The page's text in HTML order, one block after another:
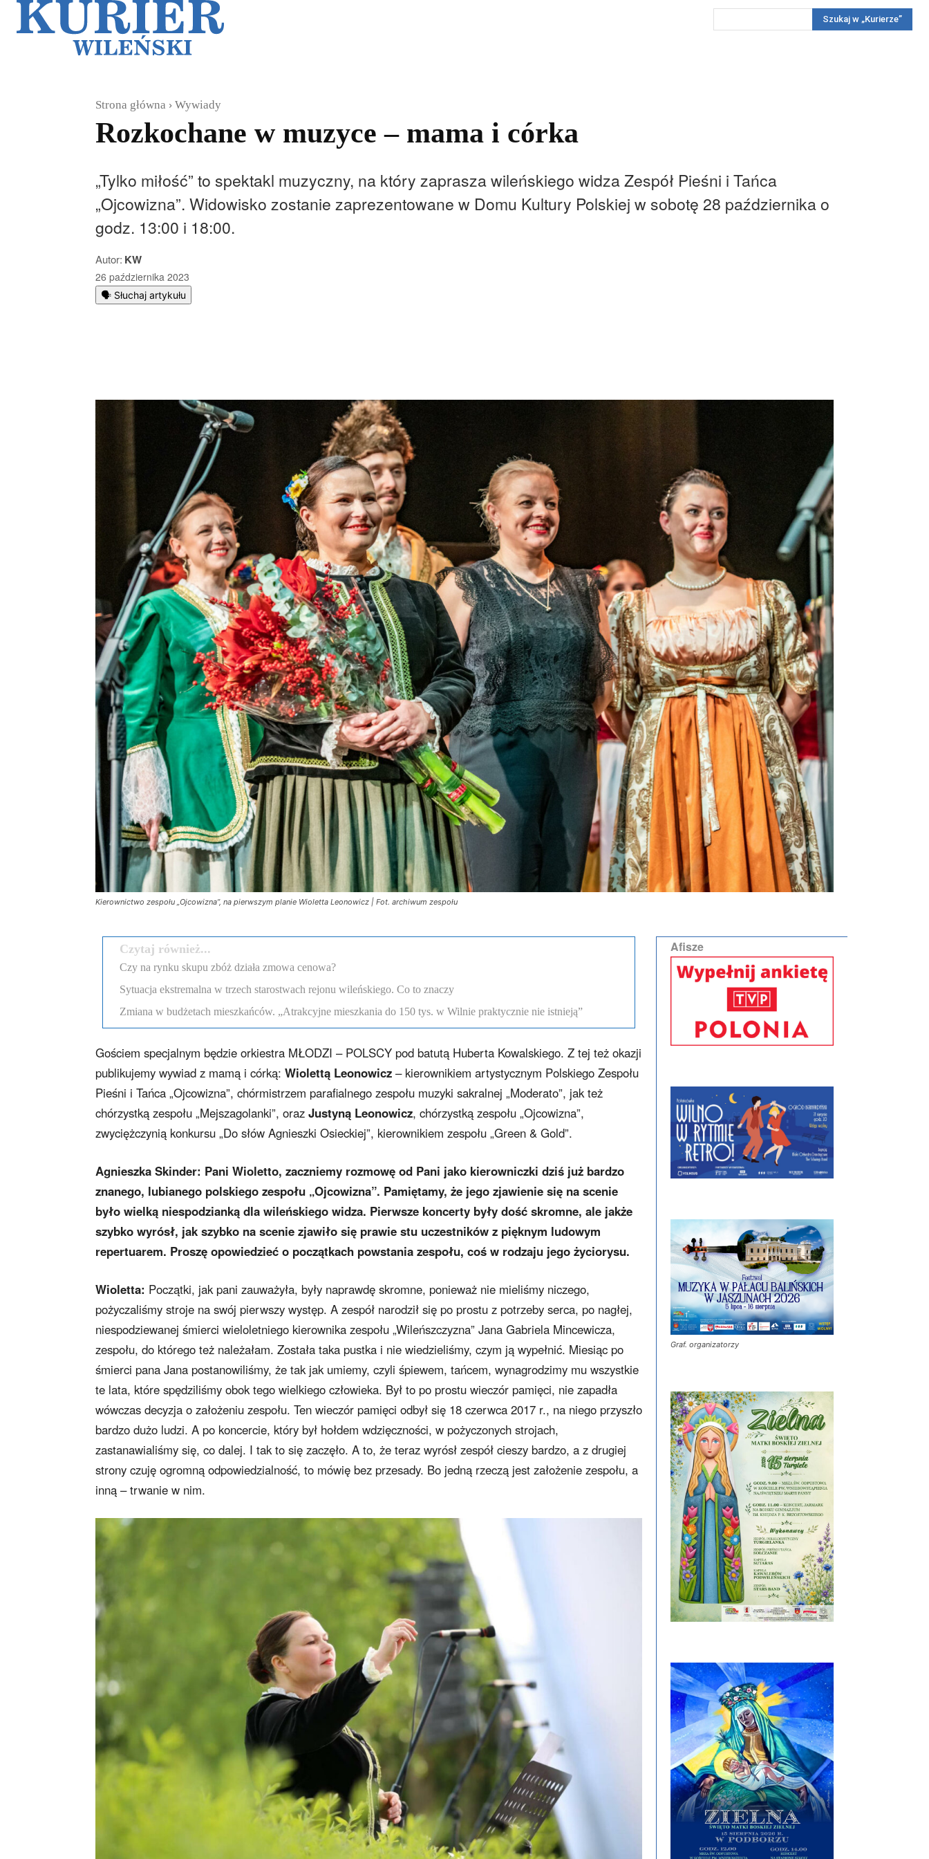
Reportaż KonkursyWięcej
Szukaj w „Kurierze”
Strona główna Wywiady
Rozkochane w muzyce – mama i córka
„Tylko miłość” to spektakl muzyczny, na który zaprasza wileńskiego widza Zespół Pieśni i Tańca
„Ojcowizna”. Widowisko zostanie zaprezentowane w Domu Kultury Polskiej w sobotę 28 października o
godz. 13:00 i 18:00.
Autor: KW
26 października 2023
🗣️ Słuchaj artykułu
Kierownictwo zespołu „Ojcowizna”, na pierwszym planie Wioletta Leonowicz | Fot. archiwum zespołu
Czytaj również...
Czy na rynku skupu zbóż działa zmowa cenowa?
Sytuacja ekstremalna w trzech starostwach rejonu wileńskiego. Co to znaczy
Zmiana w budżetach mieszkańców. „Atrakcyjne mieszkania do 150 tys. w Wilnie praktycznie nie istnieją”
Gościem specjalnym będzie orkiestra MŁODZI – POLSCY pod batutą Huberta Kowalskiego. Z tej też okazji
publikujemy wywiad z mamą i córką: Wiolettą Leonowicz – kierownikiem artystycznym Polskiego Zespołu
Pieśni i Tańca „Ojcowizna”, chórmistrzem parafialnego zespołu muzyki sakralnej „Moderato”, jak też
chórzystką zespołu „Mejszagolanki”, oraz Justyną Leonowicz, chórzystką zespołu „Ojcowizna”,
zwyciężczynią konkursu „Do słów Agnieszki Osieckiej”, kierownikiem zespołu „Green & Gold”.
Agnieszka Skinder: Pani Wioletto, zaczniemy rozmowę od Pani jako kierowniczki dziś już bardzo
znanego, lubianego polskiego zespołu „Ojcowizna”. Pamiętamy, że jego zjawienie się na scenie
było wielką niespodzianką dla wileńskiego widza. Pierwsze koncerty były dość skromne, ale jakże
szybko wyrósł, jak szybko na scenie zjawiło się prawie stu uczestników z pięknym ludowym
repertuarem. Proszę opowiedzieć o początkach powstania zespołu, coś w rodzaju jego życiorysu.
Wioletta: Początki, jak pani zauważyła, były naprawdę skromne, ponieważ nie mieliśmy niczego,
pożyczaliśmy stroje na swój pierwszy występ. A zespół narodził się po prostu z potrzeby serca, po nagłej,
niespodziewanej śmierci wieloletniego kierownika zespołu „Wileńszczyzna” Jana Gabriela Mincewicza,
zespołu, do którego też należałam. Została taka pustka i nie wiedzieliśmy, czym ją wypełnić. Miesiąc po
śmierci pana Jana postanowiliśmy, że tak jak umiemy, czyli śpiewem, tańcem, wynagrodzimy mu wszystkie
te lata, które spędziliśmy obok tego wielkiego człowieka. Był to po prostu wieczór pamięci, nie zapadła
wówczas decyzja o założeniu zespołu. Ten wieczór pamięci odbył się 18 czerwca 2017 r., na niego przyszło
bardzo dużo ludzi. A po koncercie, który był hołdem wdzięczności, w pożyczonych strojach,
zastanawialiśmy się, co dalej. I tak to się zaczęło. A to, że teraz wyrósł zespół cieszy bardzo, a z drugiej
strony czuję ogromną odpowiedzialność, to mówię bez przesady. Bo jedną rzeczą jest założenie zespołu, a
inną – trwanie w nim.
Afisze
Graf. organizatorzy